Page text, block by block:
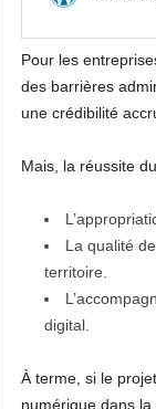
Pour les
des barrières
une crédibilité
Mais, la réussite
La qualité
territoire.
digital.
À terme, si le
numérique dans la